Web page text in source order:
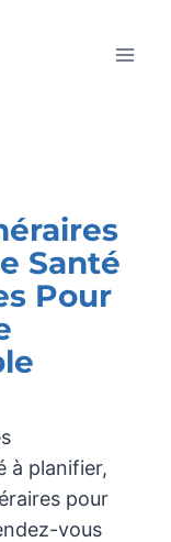
Santé
Pour
à planifier,
pour
vous